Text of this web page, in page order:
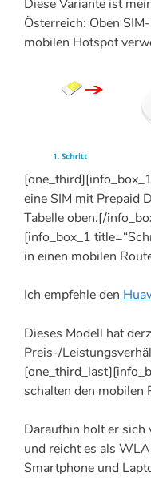
Diese Variante ist
Österreich: Oben
mobilen Hotspot
eine SIM mit Prepaid
Tabelle oben.[/
[info_box_1
in einen mobilen
Ich empfehle den
Dieses Modell hat
Preis-/
schalten den mobilen
Daraufhin holt er sich
und reicht es als
Smartphone und